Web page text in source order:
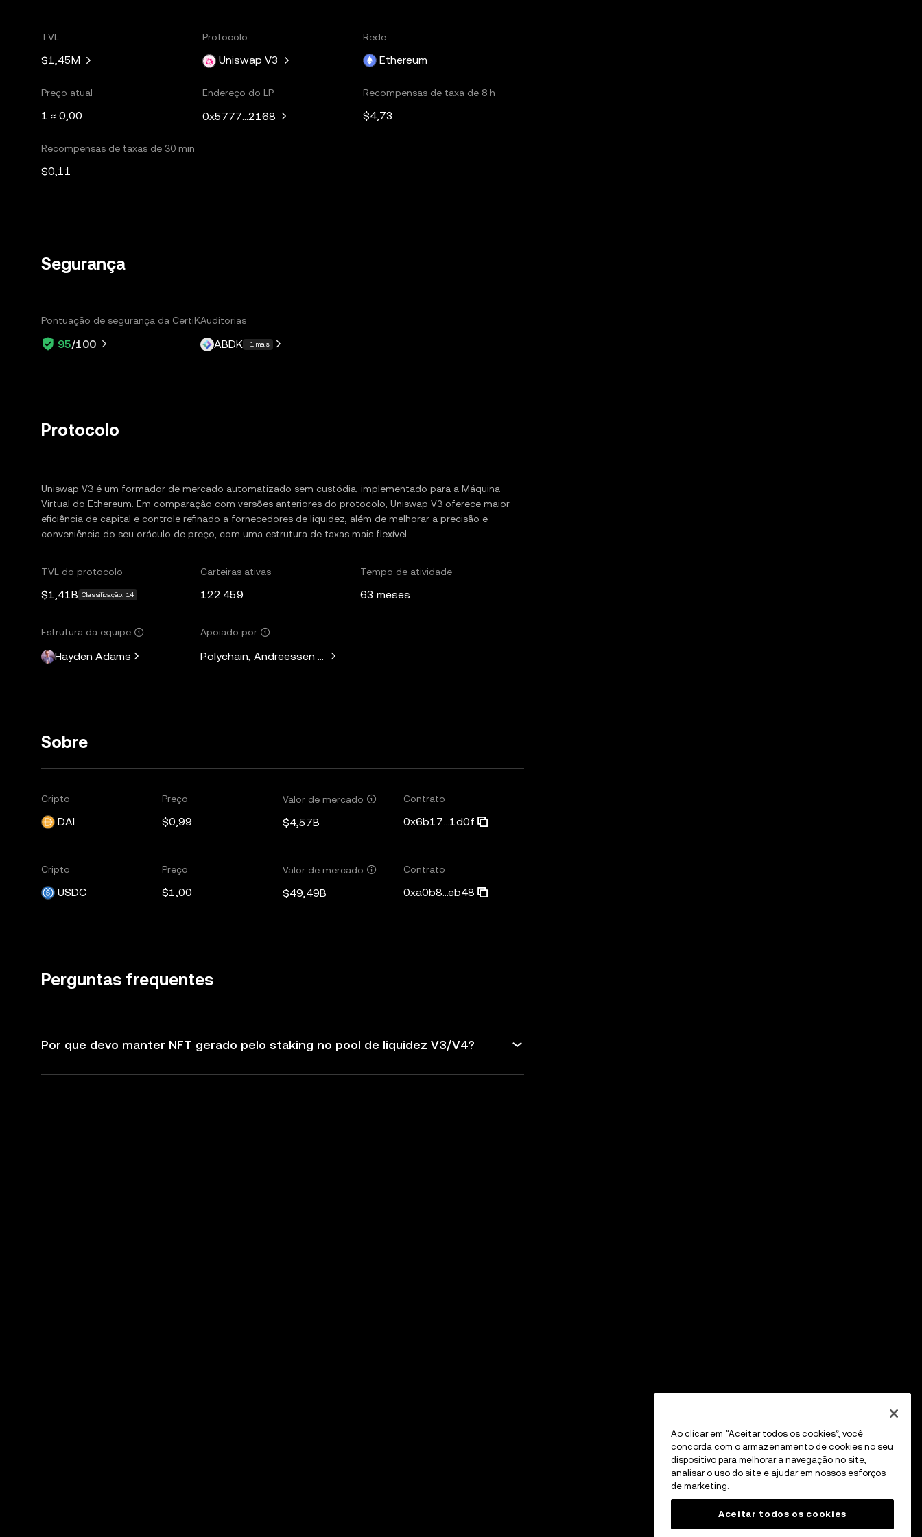
TVL
$1,45M
Protocolo
Uniswap V3
Rede
Ethereum
Preço atual
1 ≈ 0,00
Endereço do LP
0x5777...2168
Recompensas de taxa de 8 h
$4,73
Recompensas de taxas de 30 min
$0,11
Segurança
Pontuação de segurança da CertiK
95/100
Auditorias
ABDK +1 mais
Protocolo
Uniswap V3 é um formador de mercado automatizado sem custódia, implementado para a Máquina
Virtual do Ethereum. Em comparação com versões anteriores do protocolo, Uniswap V3 oferece maior
eficiência de capital e controle refinado a fornecedores de liquidez, além de melhorar a precisão e
conveniência do seu oráculo de preço, com uma estrutura de taxas mais flexível.
TVL do protocolo
$1,41B Classificação: 14
Carteiras ativas
122.459
Tempo de atividade
63 meses
Estrutura da equipe
Hayden Adams
Apoiado por
Polychain, Andreessen Horowitz, Paradigm, Variant Fund, SV Angel
Sobre
Cripto
DAI
Preço
$0,99
Valor de mercado
$4,57B
Contrato
0x6b17...1d0f
Cripto
USDC
Preço
$1,00
Valor de mercado
$49,49B
Contrato
0xa0b8...eb48
Perguntas frequentes
Por que devo manter NFT gerado pelo staking no pool de liquidez V3/V4?
Ao clicar em “Aceitar todos os cookies”, você
concorda com o armazenamento de cookies no seu
dispositivo para melhorar a navegação no site,
analisar o uso do site e ajudar em nossos esforços
de marketing.
Aceitar todos os cookies